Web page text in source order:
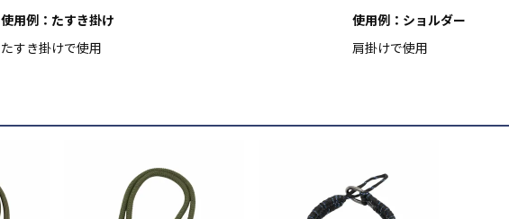
使用例：たすき掛け
たすき掛けで使用
使用例：ショルダー
肩掛けで使用